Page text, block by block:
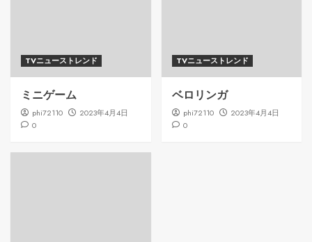
TVニューストレンド
ミニゲーム
phi72110
2023年4月4日
0
TVニューストレンド
ベロリンガ
phi72110
2023年4月4日
0